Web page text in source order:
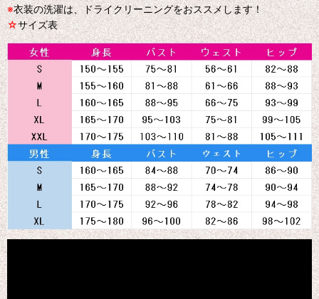
※衣装の洗濯は、ドライクリーニングをおススメします！
☆サイズ表